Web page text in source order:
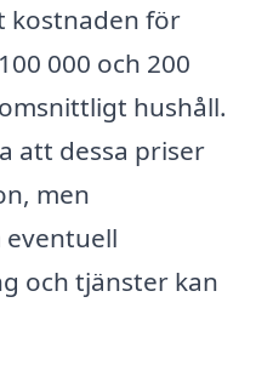
kostnaden för
000 och 200
hushåll.
att dessa priser
men
och tjänster kan